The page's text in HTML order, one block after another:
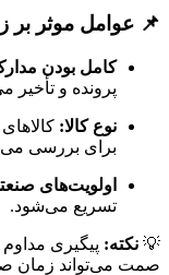
📌 عوامل موثر بر
کامل بودن
پرونده و تأخیر
نوع کالا:
برای بررسی
اولویت‌های
تسریع می‌شود.
💡 نکته: پیگیری
صمت می‌تواند زمان